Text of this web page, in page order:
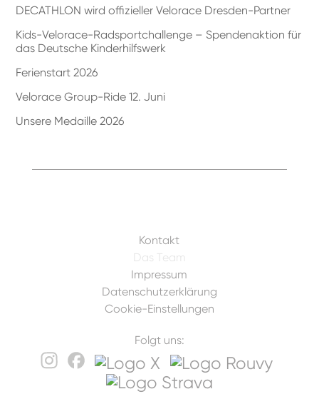
DECATHLON wird offizieller Velorace Dresden-Partner
Kids-Velorace-Radsportchallenge – Spendenaktion für
das Deutsche Kinderhilfswerk
Ferienstart 2026
Velorace Group-Ride 12. Juni
Unsere Medaille 2026
Kontakt
Das Team
Impressum
Datenschutzerklärung
Cookie-Einstellungen
Folgt uns: